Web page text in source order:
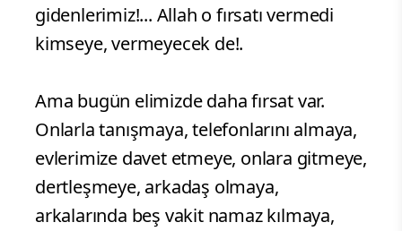
gidenlerimiz!... Allah o fırsatı vermedi
kimseye, vermeyecek de!.
Ama bugün elimizde daha fırsat var.
Onlarla tanışmaya, telefonlarını almaya,
evlerimize davet etmeye, onlara gitmeye,
dertleşmeye, arkadaş olmaya,
arkalarında beş vakit namaz kılmaya,